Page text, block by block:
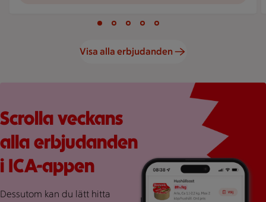
Bild 1 av 5
Bild 2 av 5
Bild 3 av 5Bild 4 av 5
Visa alla erbjudanden
Röd bakgrund med stor rosa splash, en mobilskärmvy som
Scrolla veckans
alla erbjudanden
i ICA-appen
Dessutom kan du lätt hitta